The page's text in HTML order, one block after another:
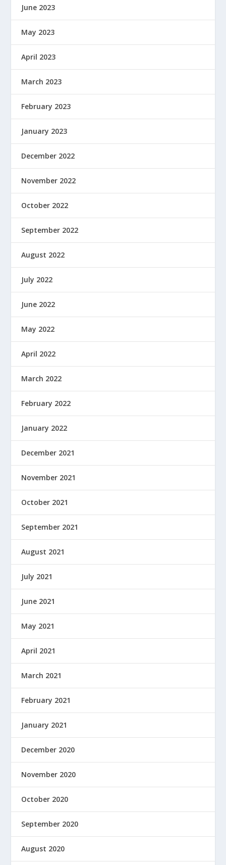
June 2023
May 2023
April 2023
March 2023
February 2023
January 2023
December 2022
November 2022
October 2022
September 2022
August 2022
July 2022
June 2022
May 2022
April 2022
March 2022
February 2022
January 2022
December 2021
November 2021
October 2021
September 2021
August 2021
July 2021
June 2021
May 2021
April 2021
March 2021
February 2021
January 2021
December 2020
November 2020
October 2020
September 2020
August 2020